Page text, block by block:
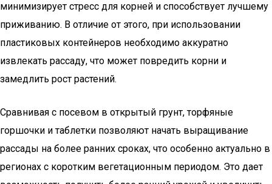
минимизирует стресс для корней и способствует лучшему
приживанию. В отличие от этого, при использовании
пластиковых контейнеров необходимо аккуратно
извлекать рассаду, что может повредить корни и
замедлить рост растений.
Сравнивая с посевом в открытый грунт, торфяные
горшочки и таблетки позволяют начать выращивание
рассады на более ранних сроках, что особенно актуально в
регионах с коротким вегетационным периодом. Это дает